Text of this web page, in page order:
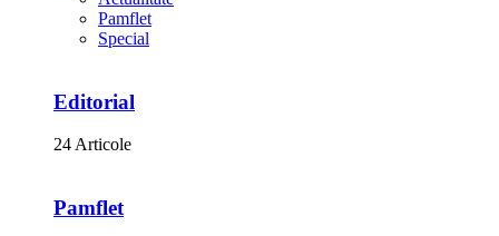
Pamflet
Special
Editorial
24 Articole
Pamflet